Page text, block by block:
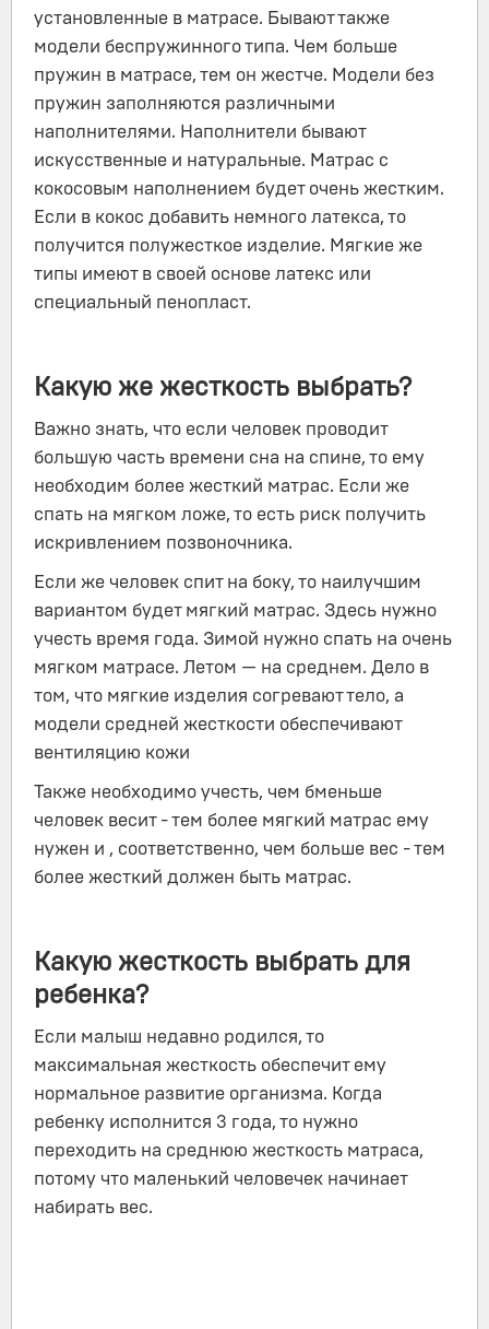
установленные в матрасе. Бывают также
модели беспружинного типа. Чем больше
пружин в матрасе, тем он жестче. Модели без
пружин заполняются различными
наполнителями. Наполнители бывают
искусственные и натуральные. Матрас с
кокосовым наполнением будет очень жестким.
Если в кокос добавить немного латекса, то
получится полужесткое изделие. Мягкие же
типы имеют в своей основе латекс или
специальный пенопласт.
Какую же жесткость выбрать?
Важно знать, что если человек проводит
большую часть времени сна на спине, то ему
необходим более жесткий матрас. Если же
спать на мягком ложе, то есть риск получить
искривлением позвоночника.
Если же человек спит на боку, то наилучшим
вариантом будет мягкий матрас. Здесь нужно
учесть время года. Зимой нужно спать на очень
мягком матрасе. Летом — на среднем. Дело в
том, что мягкие изделия согревают тело, а
модели средней жесткости обеспечивают
вентиляцию кожи
Также необходимо учесть, чем бменьше
человек весит - тем более мягкий матрас ему
нужен и , соответственно, чем больше вес - тем
более жесткий должен быть матрас.
Какую жесткость выбрать для
ребенка?
Если малыш недавно родился, то
максимальная жесткость обеспечит ему
нормальное развитие организма. Когда
ребенку исполнится 3 года, то нужно
переходить на среднюю жесткость матраса,
потому что маленький человечек начинает
набирать вес.